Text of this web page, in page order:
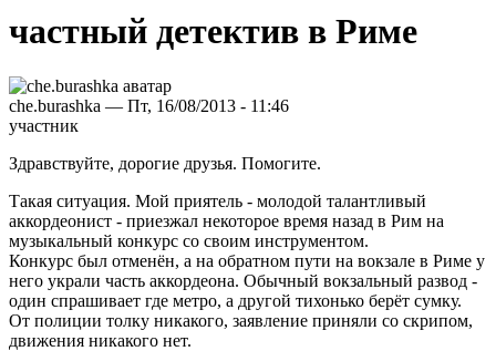
частный детектив в Риме
che.burashka — Пт, 16/08/2013 - 11:46
участник
Здравствуйте, дорогие друзья. Помогите.
Такая ситуация. Мой приятель - молодой талантливый
аккордеонист - приезжал некоторое время назад в Рим на
музыкальный конкурс со своим инструментом.
Конкурс был отменён, а на обратном пути на вокзале в Риме у
него украли часть аккордеона. Обычный вокзальный развод -
один спрашивает где метро, а другой тихонько берёт сумку.
От полиции толку никакого, заявление приняли со скрипом,
движения никакого нет.